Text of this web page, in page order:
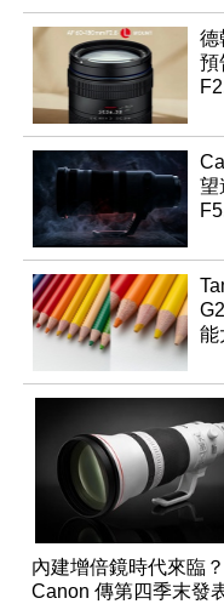
優化
德
預
望
能
內建增倍鏡時代來臨？
Canon 傳第四季末發